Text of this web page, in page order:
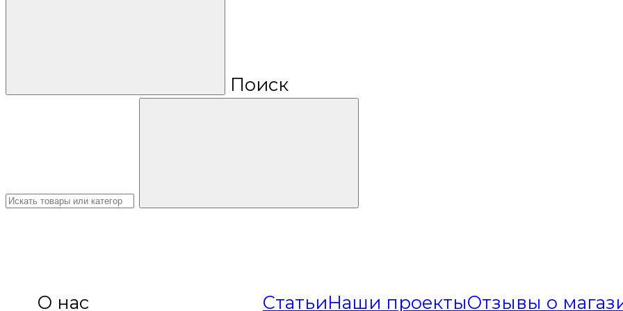
Поиск
О нас СтатьиНаши проектыОтзывы о